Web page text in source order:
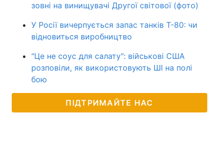
зовні на винищувачі Другої світової (фото)
У Росії вичерпується запас танків Т-80: чи
відновиться виробництво
"Це не соус для салату": військові США
розповіли, як використовують ШІ на полі
бою
ПІДТРИМАЙТЕ НАС